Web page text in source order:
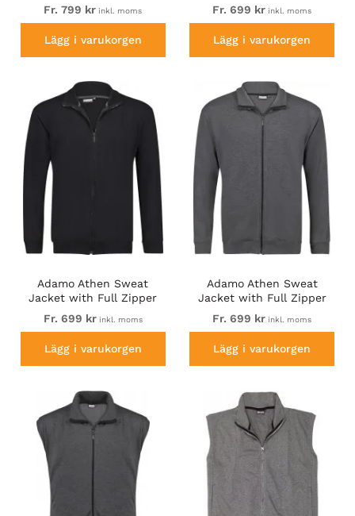
Fr. 799 kr inkl. moms
Lägg i varukorgen
Fr. 699 kr inkl. moms
Lägg i varukorgen
Adamo Athen Sweat
Jacket with Full Zipper
Black
Fr. 699 krinkl. moms
Lägg i varukorgen
Adamo Athen Sweat
Jacket with Full Zipper
Charcoal
Fr. 699 kr inkl. moms
Lägg i varukorgen